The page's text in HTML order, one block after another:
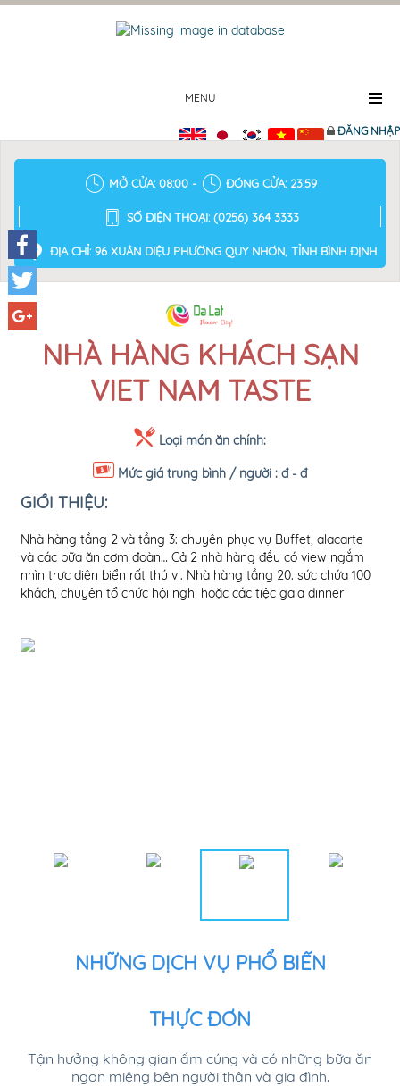
MENU
ĐĂNG NHẬP
MỞ CỬA: 08:00 - ĐÓNG CỬA: 23:59
SỐ ĐIỆN THOẠI: (0256) 364 3333
ĐỊA CHỈ: 96 XUÂN DIỆU PHƯỜNG QUY NHƠN, TỈNH BÌNH ĐỊNH
NHÀ HÀNG KHÁCH SẠN
VIET NAM TASTE
Loại món ăn chính:
Mức giá trung bình / người : đ - đ
GIỚI THIỆU:
Nhà hàng tầng 2 và tầng 3: chuyên phục vụ Buffet, alacarte
và các bữa ăn cơm đoàn… Cả 2 nhà hàng đều có view ngắm
nhìn trực diện biển rất thú vị. Nhà hàng tầng 20: sức chứa 100
khách, chuyên tổ chức hội nghị hoặc các tiệc gala dinner
NHỮNG DỊCH VỤ PHỔ BIẾN
THỰC ĐƠN
Tận hưởng không gian ấm cúng và có những bữa ăn
ngon miệng bên người thân và gia đình.
Facebook
Twitter
Google+